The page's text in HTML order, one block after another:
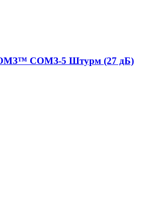
СОМЗ-5 Штурм (27 дБ)